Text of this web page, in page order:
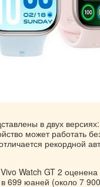
в двух
может работать
рекордной
Watch GT 2
699 юаней (около 7